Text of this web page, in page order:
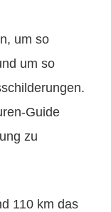
um so
um so
Guide
zu
110 km das